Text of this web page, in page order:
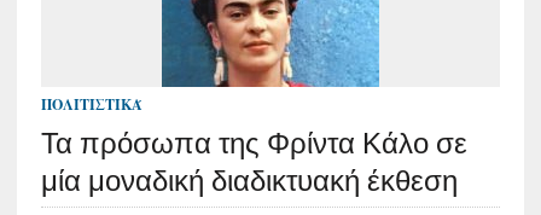
ΠΟΛΙΤΙΣΤΙΚΆ
Τα πρόσωπα της Φρίντα Κάλο σε
μία μοναδική διαδικτυακή έκθεση